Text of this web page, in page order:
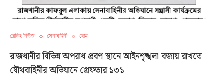
ব্রেকিং নিউজ সেনাবাহিনী হোম
রাজধানীর বিভিন্ন অপরাধ প্রবণ স্থানে আইনশৃঙ্খলা বজায় রাখতে
যৌথবাহিনীর অভিযানে গ্রেফতার ১৩১